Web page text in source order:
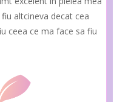
altcineva decat cea
ceea ce ma face sa fiu